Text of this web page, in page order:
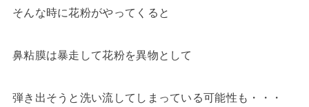
そんな時に花粉がやってくると
鼻粘膜は暴走して花粉を異物として
弾き出そうと洗い流してしまっている可能性も・・・